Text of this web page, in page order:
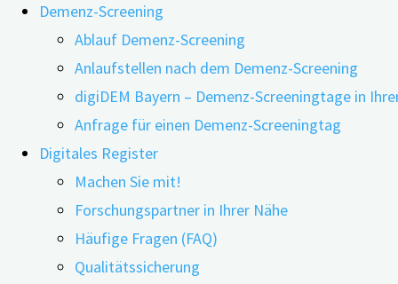
Demenz-Screening
Ablauf Demenz-Screening
Anlaufstellen nach dem Demenz-Screening
digiDEM Bayern – Demenz-Screeningtage in
Anfrage für einen Demenz-Screeningtag
Digitales Register
Machen Sie mit!
Forschungspartner in Ihrer Nähe
Häufige Fragen (FAQ)
Qualitätssicherung
06.05.2020